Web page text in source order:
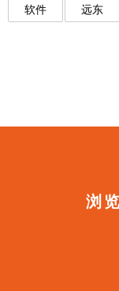
软件
远东
浏